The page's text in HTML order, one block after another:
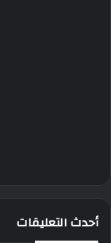
أحدث التعليقات